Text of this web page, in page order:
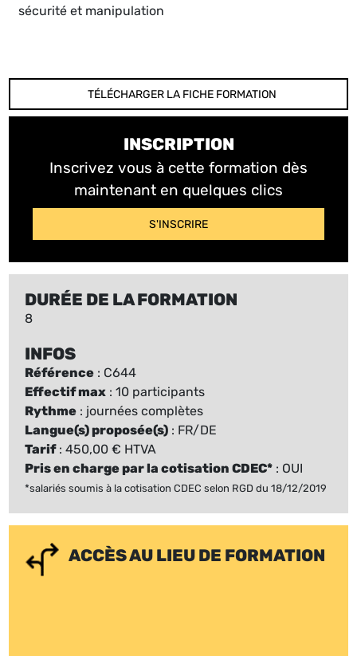
sécurité et manipulation
TÉLÉCHARGER LA FICHE FORMATION
INSCRIPTION
Inscrivez vous à cette formation dès
maintenant en quelques clics
S'INSCRIRE
DURÉE DE LA FORMATION
8
INFOS
Référence : C644
Effectif max : 10 participants
Rythme : journées complètes
Langue(s) proposée(s) : FR/DE
Tarif: 450,00 € HTVA
Pris en charge par la cotisation CDEC* : OUI
*salariés soumis à la cotisation CDEC selon RGD du 18/12/2019
ACCÈS AU LIEU DE FORMATION